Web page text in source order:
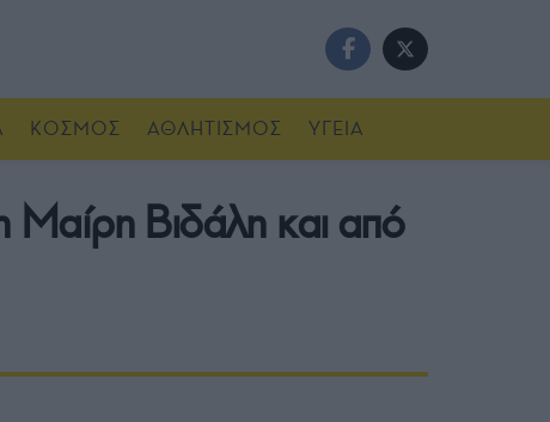
ΚΟΣΜΟΣ ΑΘΛΗΤΙΣΜΟΣ ΥΓΕΙΑ
Μαίρη Βιδάλη και από